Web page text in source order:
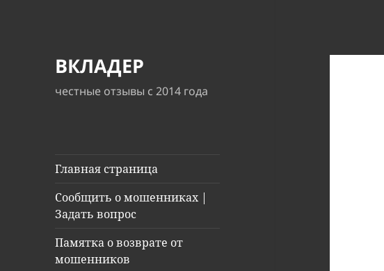
ВКЛАДЕР
честные отзывы с 2014 года
Главная страница
Сообщить о мошенниках |
Задать вопрос
Памятка о возврате от
мошенников